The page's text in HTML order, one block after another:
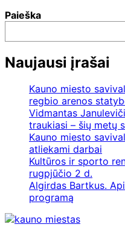
Paieška
Naujausi įrašai
Kauno miesto
regbio arenos
Vidmantas
traukiasi – šių metų
Kauno miesto
atliekami darbai
Kultūros ir sporto
rugpjūčio 2 d.
Algirdas Bartkus.
programą